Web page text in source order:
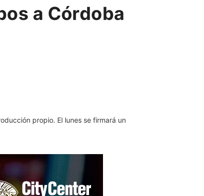
a Córdoba
propio. El lunes se firmará un